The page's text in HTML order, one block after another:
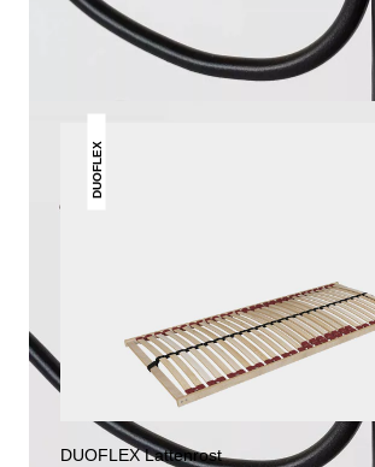
GEFALLEN
DUOFLEX
DUOFLEX Lattenrost